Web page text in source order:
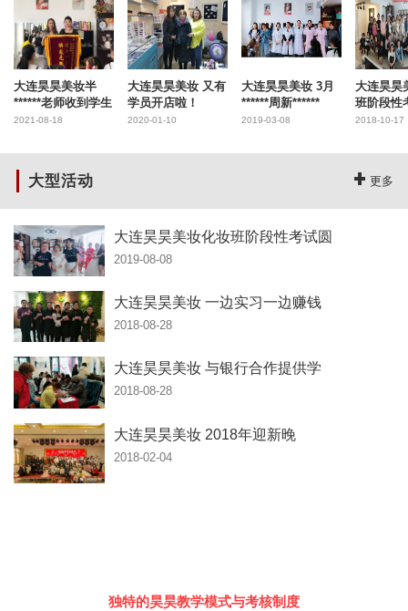
大连昊昊美妆半
******老师收到学生
2021-08-18
大连昊昊美妆 又有
学员开店啦！
2020-01-10
大连昊昊美妆 3月
******周新******
2019-03-08
大连昊昊
班阶段性
2018-10-17
大型活动 更多
大连昊昊美妆化妆班阶段性考试圆
2019-08-08
大连昊昊美妆 一边实习一边赚钱
2018-08-28
大连昊昊美妆 与银行合作提供学
2018-08-28
大连昊昊美妆 2018年迎新晚
2018-02-04
独特的昊昊教学模式与考核制度